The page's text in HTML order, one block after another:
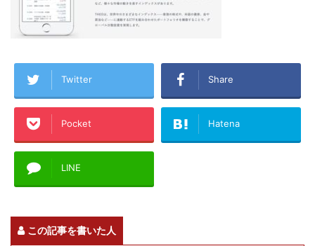
Twitter Share
Pocket Hatena
LINE
この記事を書いた人